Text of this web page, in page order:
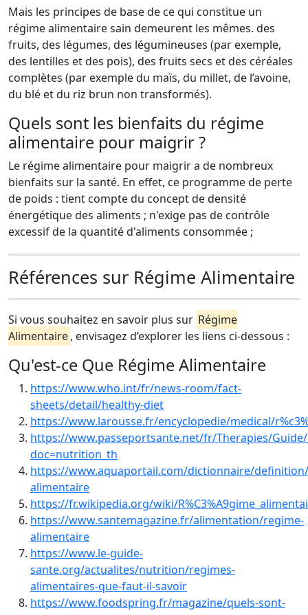
Mais les principes de base de ce qui constitue un
régime alimentaire sain demeurent les mêmes. des
fruits, des légumes, des légumineuses (par exemple,
des lentilles et des pois), des fruits secs et des céréales
complètes (par exemple du maïs, du millet, de l’avoine,
du blé et du riz brun non transformés).
Quels sont les bienfaits du régime
alimentaire pour maigrir ?
Le régime alimentaire pour maigrir a de nombreux
bienfaits sur la santé. En effet, ce programme de perte
de poids : tient compte du concept de densité
énergétique des aliments ; n'exige pas de contrôle
excessif de la quantité d'aliments consommée ;
Références sur Régime Alimentaire
Si vous souhaitez en savoir plus sur Régime
Alimentaire, envisagez d’explorer les liens ci-dessous :
Qu'est-ce Que Régime Alimentaire
https://www.who.int/fr/news-room/fact-
sheets/detail/healthy-diet
https://www.larousse.fr/encyclopedie/medical/
https://www.passeportsante.net/fr/Therapies/Guide/
doc=nutrition_th
https://www.aquaportail.com/dictionnaire/
alimentaire
https://fr.wikipedia.org/wiki/
https://www.santemagazine.fr/alimentation/regime-
alimentaire
https://www.le-guide-
sante.org/actualites/nutrition/regimes-
alimentaires-que-faut-il-savoir
https://www.foodspring.fr/magazine/quels-sont-